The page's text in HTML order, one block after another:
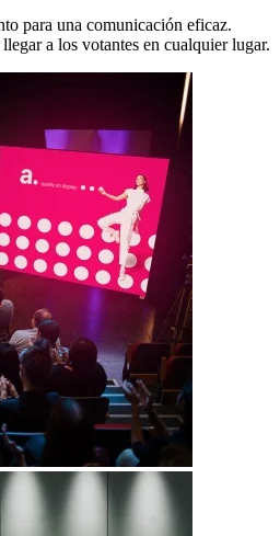
para una comunicación eficaz.
a los votantes en cualquier lugar.